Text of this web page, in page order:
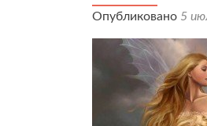
Опубликовано 5